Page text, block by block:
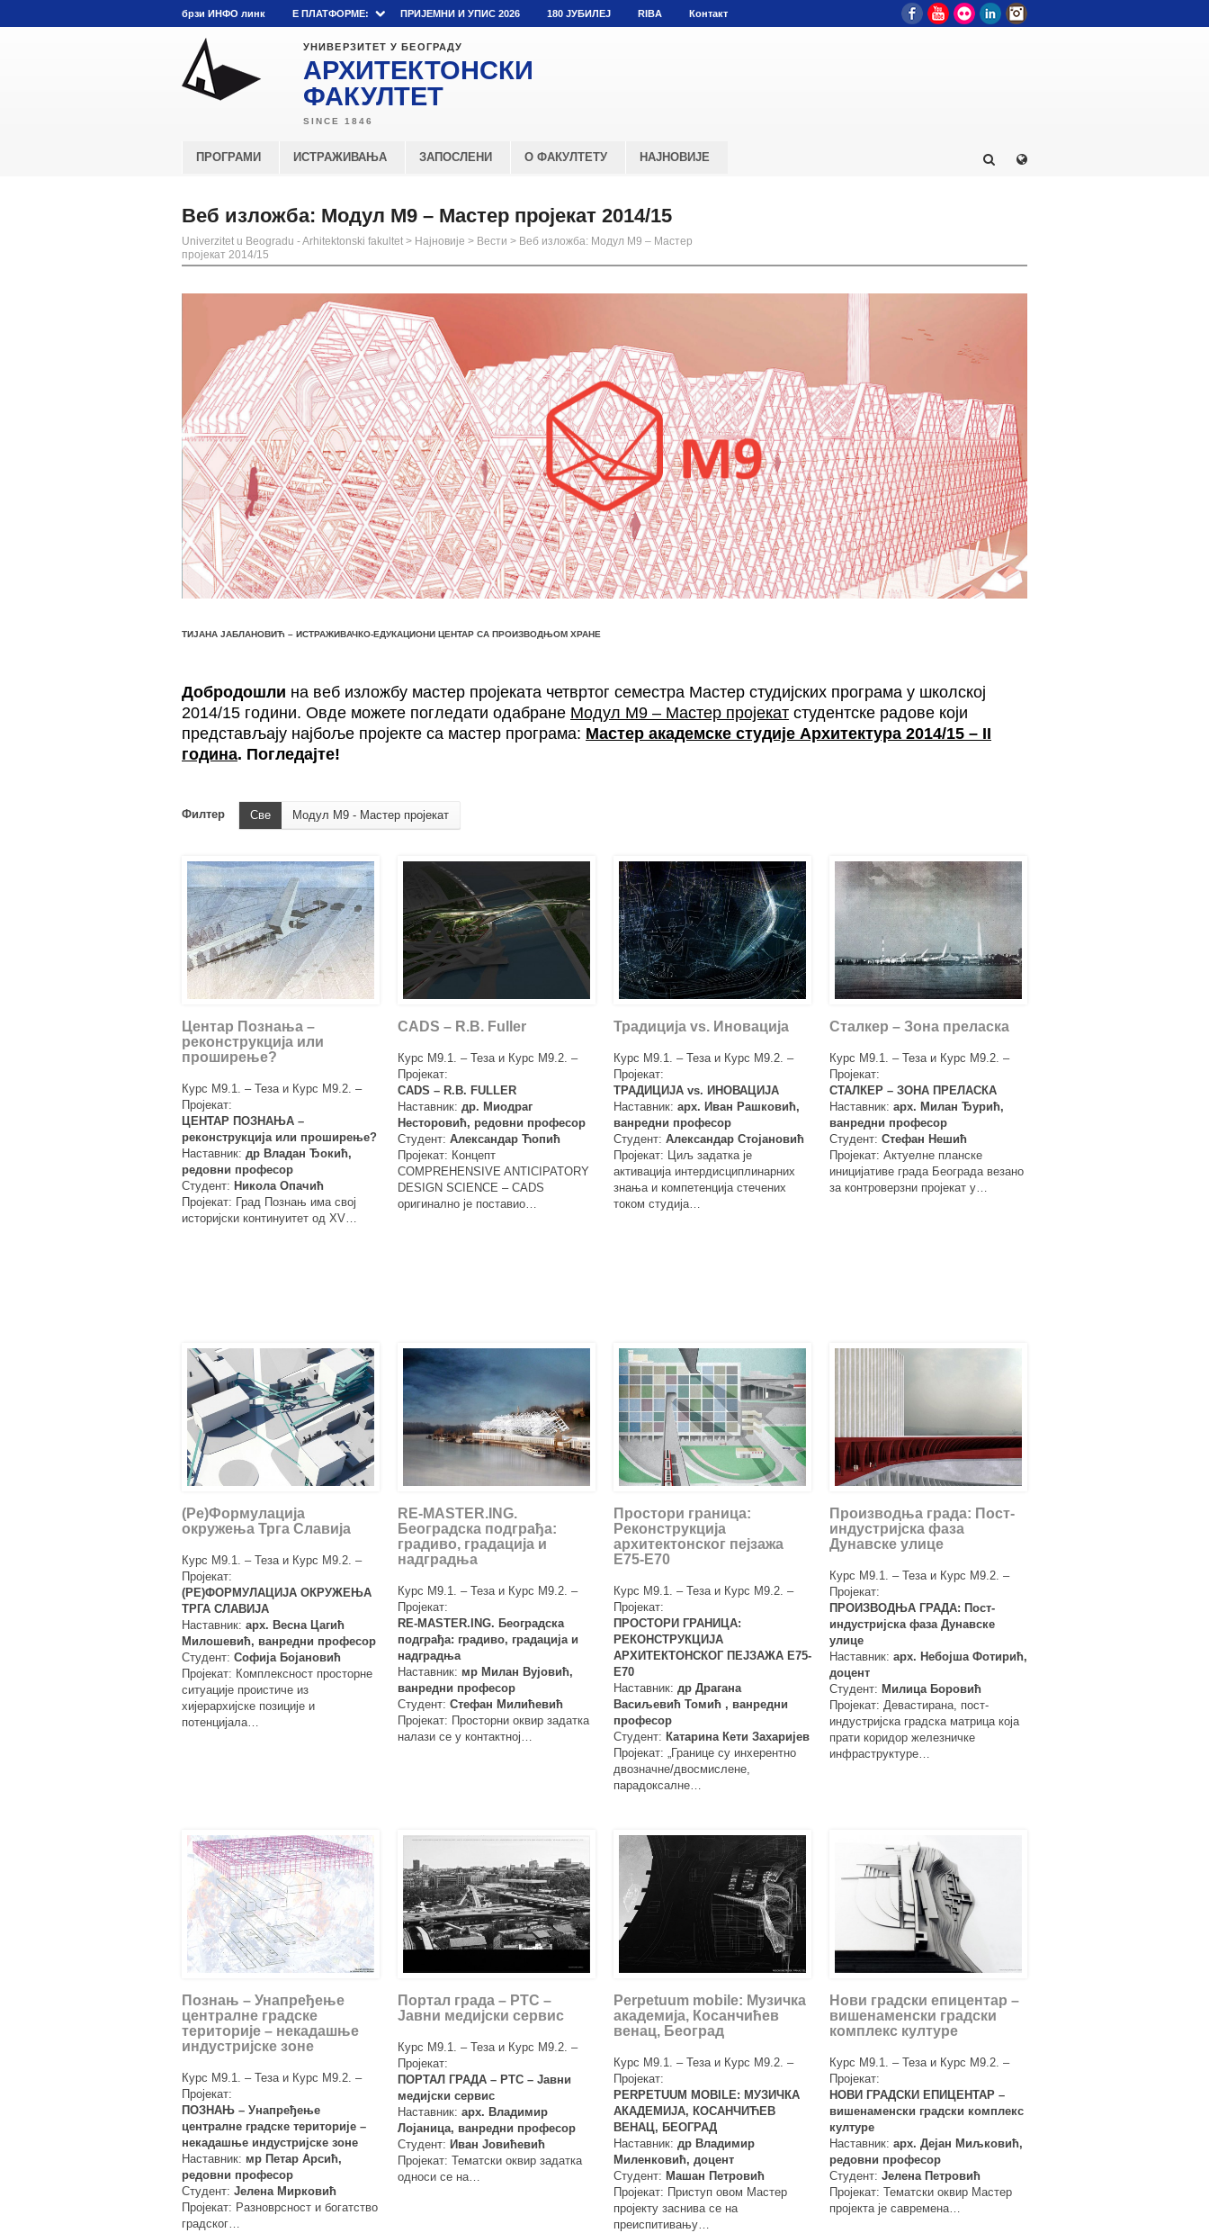
брзи ИНФО линк E ПЛАТФОРМЕ: ПРИЈЕМНИ И УПИС 2026 180 ЈУБИЛЕЈ RIBA Контакт FacebookYouTube
Flickr LinkedIn
УНИВЕРЗИТЕТ У БЕОГРАДУ
АРХИТЕКТОНСКИ
ФАКУЛТЕТ
ПРОГРАМИ ИСТРАЖИВАЊА ЗАПОСЛЕНИ О ФАКУЛТЕТУ НАЈНОВИЈЕ
Веб изложба: Модул М9 – Мастер пројекат 2014/15
Univerzitet u Beogradu - Arhitektonski fakultet > Најновије > Вести > Веб изложба: Модул М9 – Мастер
пројекат 2014/15
ТИЈАНА ЈАБЛАНОВИЋ – ИСТРАЖИВАЧКО-ЕДУКАЦИОНИ ЦЕНТАР СА ПРОИЗВОДЊОМ ХРАНЕ
Добродошли на веб изложбу мастер пројеката четвртог семестра Мастер студијских програма у школској
2014/15 години. Овде можете погледати одабране Модул М9 – Мастер пројекат студентске радове који
представљају најбоље пројекте са мастер програма: Мастер академске студије Архитектура 2014/15 – II
година. Погледајте!
Филтер Све Модул М9 - Мастер пројекат
Центар Познања –
реконструкција или
проширење?
Курс М9.1. – Теза и Курс М9.2. –
Пројекат:
ЦЕНТАР ПОЗНАЊА –
реконструкција или проширење?
Наставник: др Владан Ђокић,
редовни професор
Студент: Никола Опачић
Пројекат: Град Познањ има свој
историјски континуитет од XV…
CADS – R.B. Fuller
Курс М9.1. – Теза и Курс М9.2. –
Пројекат:
CADS – R.B. FULLER
Наставник: др. Миодраг
Несторовић, редовни професор
Студент: Александар Ћопић
Пројекат: Концепт
COMPREHENSIVE ANTICIPATORY
DESIGN SCIENCE – CADS
оригинално је поставио…
Традиција vs. Иновација
Курс М9.1. – Теза и Курс М9.2. –
Пројекат:
ТРАДИЦИЈА vs. ИНОВАЦИЈА
Наставник: арх. Иван Рашковић,
ванредни професор
Студент: Александар Стојановић
Пројекат: Циљ задатка је
активација интердисциплинарних
знања и компетенција стечених
током студија…
Сталкер – Зона преласка
Курс М9.1. – Теза и Курс М9.2. –
Пројекат:
СТАЛКЕР – ЗОНА ПРЕЛАСКА
Наставник: арх. Милан Ђурић,
ванредни професор
Студент: Стефан Нешић
Пројекат: Актуелне планске
иницијативе града Београда везано
за контроверзни пројекат у…
(Ре)Формулација
oкружења Трга Славија
Курс М9.1. – Теза и Курс М9.2. –
Пројекат:
(РЕ)ФОРМУЛАЦИЈА ОКРУЖЕЊА
ТРГА СЛАВИЈА
Наставник: арх. Весна Цагић
Милошевић, ванредни професор
Студент: Софија Бојановић
Пројекат: Комплексност просторне
ситуације проистиче из
хијерархијске позиције и
потенцијала…
RE-MASTER.ING.
Београдска подграђа:
градиво, градација и
надградња
Курс М9.1. – Теза и Курс М9.2. –
Пројекат:
RE-MASTER.ING. Београдска
подграђа: градиво, градација и
надградња
Наставник: мр Милан Вујовић,
ванредни професор
Студент: Стефан Милићевић
Пројекат: Просторни оквир задатка
налази се у контактној…
Простори граница:
Реконструкција
архитектонског пејзажа
E75-E70
Курс М9.1. – Теза и Курс М9.2. –
Пројекат:
ПРОСТОРИ ГРАНИЦА:
РЕКОНСТРУКЦИЈА
АРХИТЕКТОНСКОГ ПЕЈЗАЖА E75-
E70
Наставник: др Драгана
Васиљевић Томић , ванредни
професор
Студент: Катарина Кети Захаријев
Пројекат: „Границе су инхерентно
двозначне/двосмислене,
парадоксалне…
Производња града: Пост-
индустријска фаза
Дунавске улице
Курс М9.1. – Теза и Курс М9.2. –
Пројекат:
ПРОИЗВОДЊА ГРАДА: Пост-
индустријска фаза Дунавске
улице
Наставник: арх. Небојша Фотирић,
доцент
Студент: Милица Боровић
Пројекат: Девастирана, пост-
индустријска градска матрица која
прати коридор железничке
инфраструктуре…
Познањ – Унапређење
централне градске
територије – некадашње
индустријске зоне
Курс М9.1. – Теза и Курс М9.2. –
Пројекат:
ПОЗНАЊ – Унапређење
централне градске територије –
некадашње индустријске зоне
Наставник: мр Петар Арсић,
редовни професор
Студент: Јелена Мирковић
Пројекат: Разноврсност и богатство
градског…
Портал града – РТС –
Јавни медијски сервис
Курс М9.1. – Теза и Курс М9.2. –
Пројекат:
ПОРТАЛ ГРАДА – РТС – Јавни
медијски сервис
Наставник: арх. Владимир
Лојаница, ванредни професор
Студент: Иван Јовићевић
Пројекат: Тематски оквир задатка
односи се на…
Perpetuum mobile: Музичка
академија, Косанчићев
венац, Београд
Курс М9.1. – Теза и Курс М9.2. –
Пројекат:
PERPETUUM MOBILE: МУЗИЧКА
АКАДЕМИЈА, КОСАНЧИЋЕВ
ВЕНАЦ, БЕОГРАД
Наставник: др Владимир
Миленковић, доцент
Студент: Машан Петровић
Пројекат: Приступ овом Мастер
пројекту заснива се на
преиспитивању…
Нови градски епицентар –
вишенаменски градски
комплекс културе
Курс М9.1. – Теза и Курс М9.2. –
Пројекат:
НОВИ ГРАДСКИ ЕПИЦЕНТАР –
вишенаменски градски комплекс
културе
Наставник: арх. Дејан Миљковић,
редовни професор
Студент: Јелена Петровић
Пројекат: Тематски оквир Мастер
пројекта је савремена…